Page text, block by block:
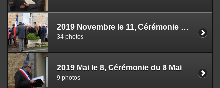
2019 Novembre le 11, Cérémonie du 11 Novembre et Repas des "Anciens"
34 photos
2019 Mai le 8, Cérémonie du 8 Mai
9 photos